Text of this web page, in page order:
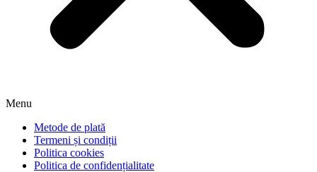
Menu
Metode de plată
Termeni și condiții
Politica cookies
Politica de confidențialitate